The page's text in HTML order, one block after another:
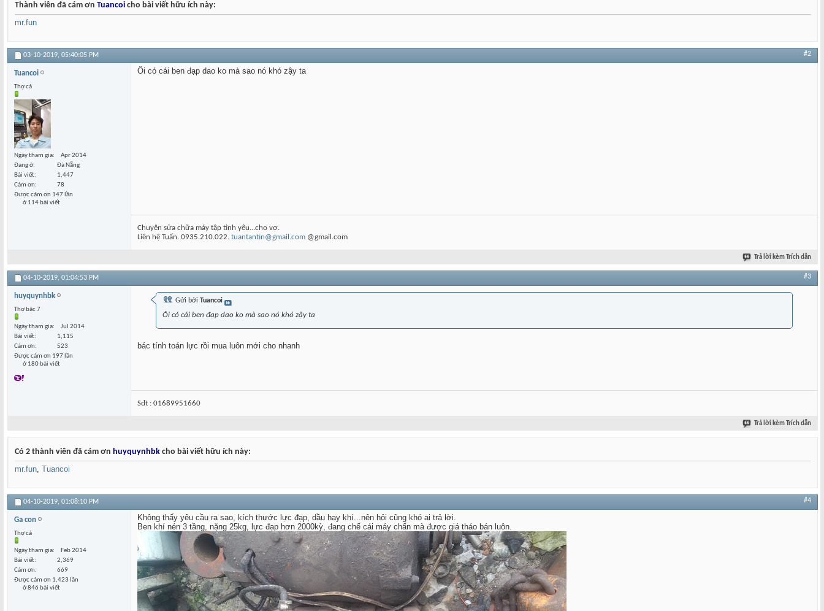
Thành viên đã cám ơn Tuancoi cho bài viết hữu ích này:
mr.fun
03-10-2019, 05:40:05 PM #2
Tuancoi
Thợ cả
Ngày tham gia
Apr 2014
Đang ở
Đà Nẵng
Bài viết
1,447
Cám ơn
78
Được cám ơn 147 lần
ở 114 bài viết
Ôi có cái ben đạp dao ko mà sao nó khó zậy ta
Chuyên sửa chữa máy tập tình yêu...cho vợ.
Liên hệ Tuấn. 0935.210.022. tuantantin@gmail.com @gmail.com
Trả lời kèm Trích dẫn
04-10-2019, 01:04:53 PM #3
huyquynhbk
Thợ bậc 7
Ngày tham gia
Jul 2014
Bài viết
1,115
Cám ơn
523
Được cám ơn 197 lần
ở 180 bài viết
Gửi bởi Tuancoi
Ôi có cái ben đạp dao ko mà sao nó khó zậy ta
bác tính toán lực rồi mua luôn mới cho nhanh
Sđt : 01689951660
Trả lời kèm Trích dẫn
Có 2 thành viên đã cám ơn huyquynhbk cho bài viết hữu ích này:
mr.fun Tuancoi
04-10-2019, 01:08:10 PM #4
Ga con
Thợ cả
Ngày tham gia
Feb 2014
Bài viết
2,369
Cám ơn
669
Được cám ơn 1,423 lần
ở 846 bài viết
Không thấy yêu cầu ra sao, kích thước lực đạp, dầu hay khí...nên hỏi cũng khó ai trả lời.
Ben khí nén 3 tầng, nặng 25kg, lực đạp hơn 2000kỳ, đang chế cái máy chấn mà được giá tháo bán luôn.